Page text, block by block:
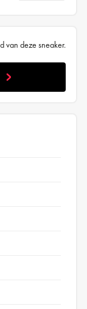
van deze sneaker.